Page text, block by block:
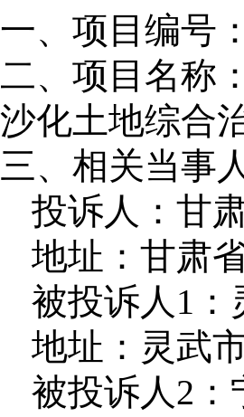
一、项目编号：
二、项目名称：
沙化土地综合
三、相关当事
投诉人：甘
地址：甘肃
被投诉人1：
地址：灵武
被投诉人2